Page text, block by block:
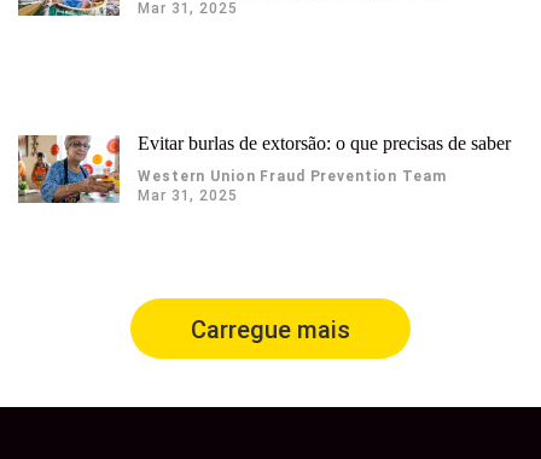
Mar 31, 2025
Evitar burlas de extorsão: o que precisas de saber
Western Union Fraud Prevention Team
Mar 31, 2025
Carregue mais